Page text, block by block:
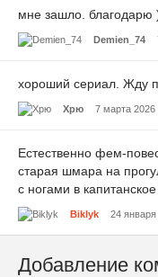
мне зашло. благодарю
Demien_74
хороший сериал. Жду
Хрю 7 марта 2026
Естественно фем-
старая шмара на
с ногами в
Biklyk 24
Добавление